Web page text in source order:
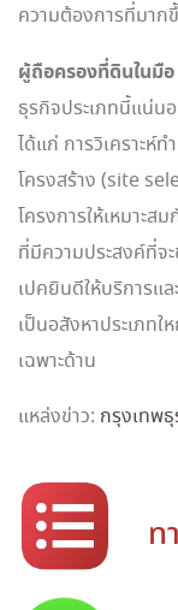
ความต้องการที่มาก
ผู้ถือครองที่ดินในมือ
ธุรกิจประเภทนี้แน่น
ได้แก่ การวิเคราะห์
โครงสร้าง (site
โครงการให้เหมาะส
ที่มีความประสงค์ที่จ
เปคยินดีให้บริการแ
เป็นอสังหาประเภท
เฉพาะด้าน
แหล่งข่าว: กรุงเทพ
ท